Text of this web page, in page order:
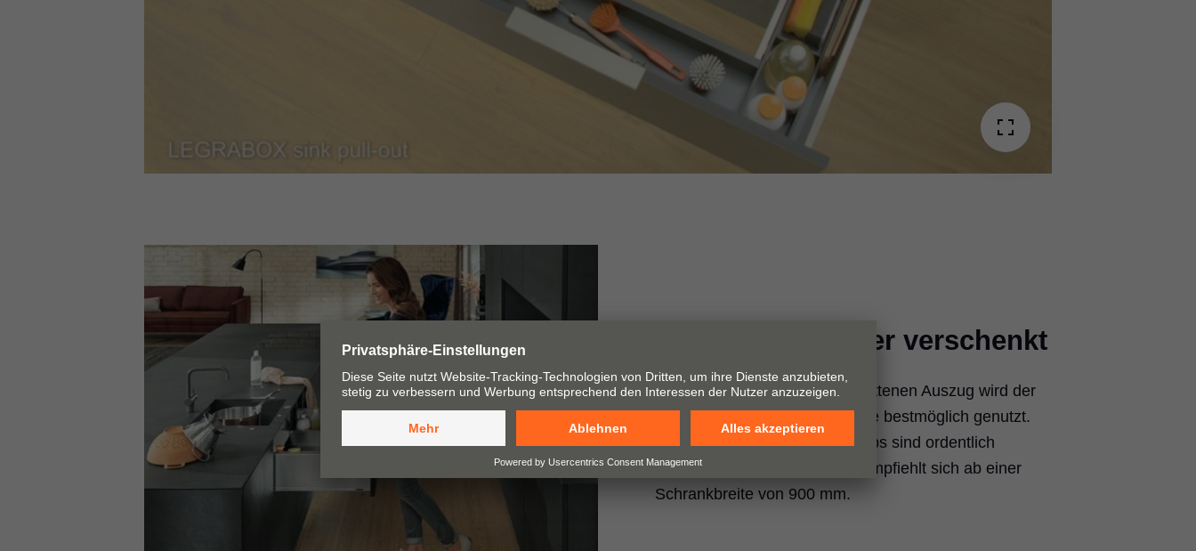
Keinen Zentimeter verschenkt
Mit einem u-förmig ausgeschnittenen Auszug wird der
Platz rechts und links der Spüle bestmöglich genutzt.
Schwämme, Spülmittel und Tabs sind ordentlich
verstaut. Ein solcher Auszug empfiehlt sich ab einer
Schrankbreite von 900 mm.